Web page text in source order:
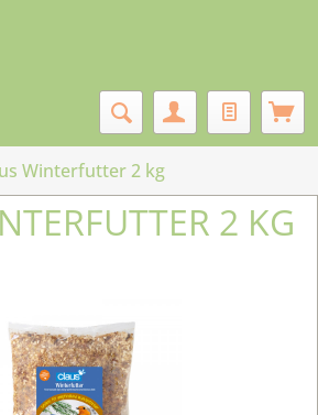
Winterfutter 2 kg
2 KG